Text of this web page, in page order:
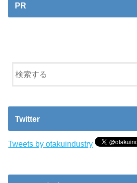
PR
Twitter
Tweets by otakuindustry